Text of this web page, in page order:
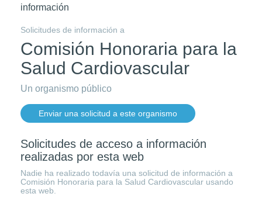
información
Solicitudes de información a
Comisión Honoraria para la
Salud Cardiovascular
Un organismo público
Enviar una solicitud a este organismo
Solicitudes de acceso a información
realizadas por esta web
Nadie ha realizado todavía una solicitud de información a
Comisión Honoraria para la Salud Cardiovascular usando
esta web.